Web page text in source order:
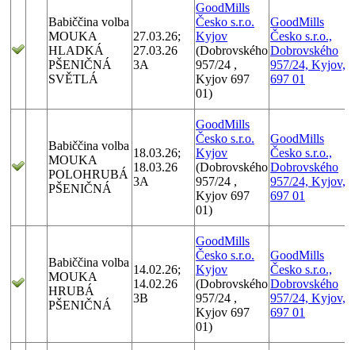
Babiččina volba
MOUKA
HLADKÁ
PŠENIČNÁ
SVĚTLÁ
27.03.26;
27.03.26
3A
GoodMills
Česko s.r.o.
Kyjov
(Dobrovského
957/24 ,
Kyjov 697
01)
GoodMills
Česko s.r.o.,
Dobrovského
957/24, Kyjov,
697 01
Babiččina volba
MOUKA
POLOHRUBÁ
PŠENIČNÁ
18.03.26;
18.03.26
3A
GoodMills
Česko s.r.o.
Kyjov
(Dobrovského
957/24 ,
Kyjov 697
01)
GoodMills
Česko s.r.o.,
Dobrovského
957/24, Kyjov,
697 01
Babiččina volba
MOUKA
HRUBÁ
PŠENIČNÁ
14.02.26;
14.02.26
3B
GoodMills
Česko s.r.o.
Kyjov
(Dobrovského
957/24 ,
Kyjov 697
01)
GoodMills
Česko s.r.o.,
Dobrovského
957/24, Kyjov,
697 01